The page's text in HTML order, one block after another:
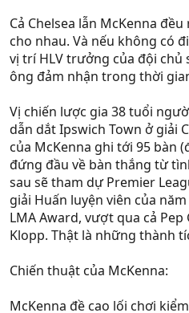
Cả Chelsea lẫn McKenna
cho nhau. Và nếu không có
vị trí HLV trưởng của đội chủ
ông đảm nhận trong thời
Vị chiến lược gia 38 tuổi
dẫn dắt Ipswich Town ở giải
của McKenna ghi tới 95 bàn
đứng đầu về bàn thắng từ
sau sẽ tham dự Premier
giải Huấn luyện viên của
LMA Award, vượt qua cả Pep
Klopp. Thật là những thành
Chiến thuật của McKenna:
McKenna đề cao lối chơi